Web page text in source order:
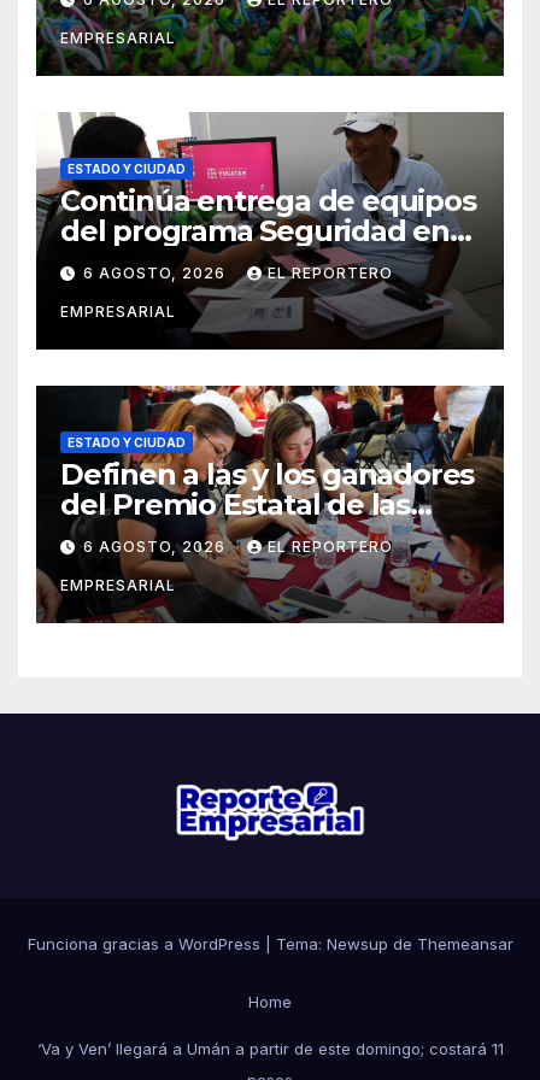
vigilancia en la prevención
social del delito
EMPRESARIAL
ESTADO Y CIUDAD
Continúa entrega de equipos
del programa Seguridad en
el Mar
6 AGOSTO, 2026 EL REPORTERO
EMPRESARIAL
ESTADO Y CIUDAD
Definen a las y los ganadores
del Premio Estatal de las
Juventudes 2026
6 AGOSTO, 2026 EL REPORTERO
EMPRESARIAL
Funciona gracias a WordPress Tema: Newsup de Themeansar
Home
‘Va y Ven’ llegará a Umán a partir de este domingo; costará 11